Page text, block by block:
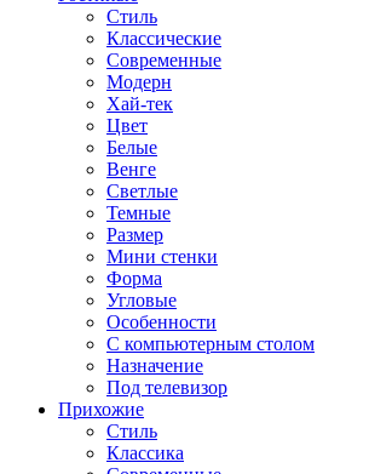
Стиль
Классические
Современные
Модерн
Хай-тек
Цвет
Белые
Венге
Светлые
Темные
Размер
Мини стенки
Форма
Угловые
Особенности
С компьютерным столом
Назначение
Под телевизор
Прихожие
Стиль
Классика